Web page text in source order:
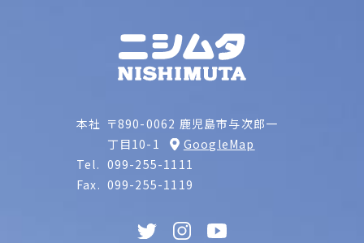
本社 〒890-0062 鹿児島市与次郎一
丁目10-1
GoogleMap
Tel. 099-255-1111
Fax. 099-255-1119